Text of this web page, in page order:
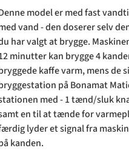
model er med fast
vand - den doserer selv
har valgt at brygge.
minutter kan brygge 4
kaffe varm, mens de
på Bonamat
med - 1 tænd/sluk
en til at tænde for
lyder et signal fra
kanden.